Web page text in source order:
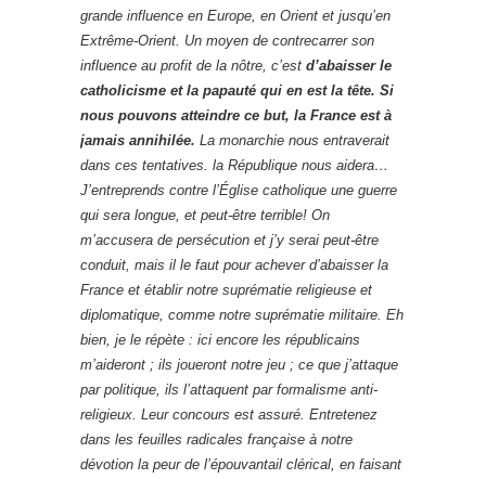
grande influence en Europe, en Orient et jusqu’en
Extrême-Orient. Un moyen de contrecarrer son
influence au profit de la nôtre, c’est d’abaisser le
catholicisme et la papauté qui en est la tête. Si
nous pouvons atteindre ce but, la France est à
jamais annihilée. La monarchie nous entraverait
dans ces tentatives. la République nous aidera…
J’entreprends contre l’Église catholique une guerre
qui sera longue, et peut-être terrible! On
m’accusera de persécution et j’y serai peut-être
conduit, mais il le faut pour achever d’abaisser la
France et établir notre suprématie religieuse et
diplomatique, comme notre suprématie militaire. Eh
bien, je le répète : ici encore les républicains
m’aideront ; ils joueront notre jeu ; ce que j’attaque
par politique, ils l’attaquent par formalisme anti-
religieux. Leur concours est assuré. Entretenez
dans les feuilles radicales française à notre
dévotion la peur de l’épouvantail clérical, en faisant